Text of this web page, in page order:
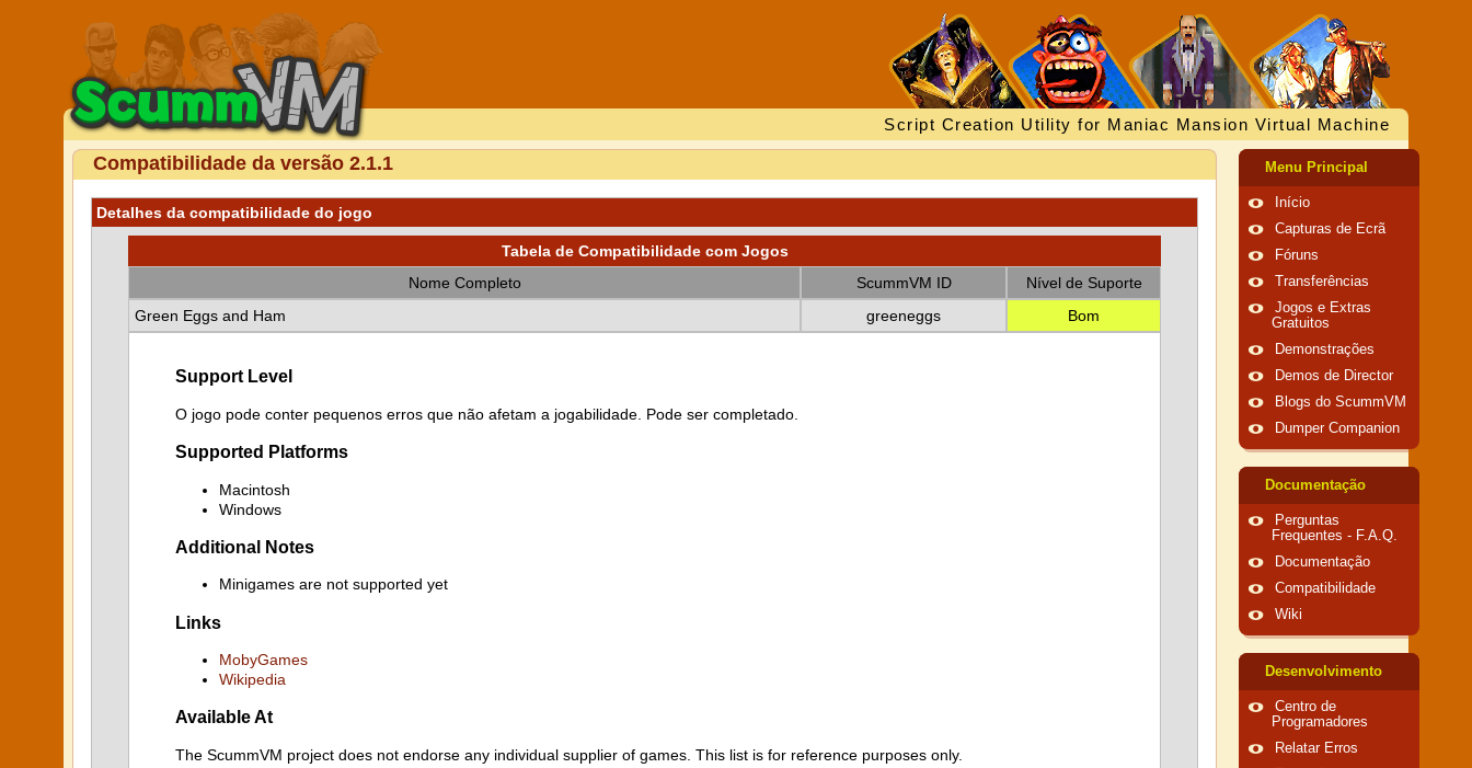
Script Creation Utility for Maniac Mansion Virtual Machine
Compatibilidade da versão 2.1.1
Detalhes da compatibilidade do jogo
Tabela de Compatibilidade com Jogos
Nome Completo
ScummVM ID
Nível de Suporte
Green Eggs and Ham
greeneggs Bom
Support Level
O jogo pode conter pequenos erros que não afetam a jogabilidade. Pode ser completado.
Supported Platforms
Macintosh
Windows
Additional Notes
Minigames are not supported yet
Links
MobyGames
Wikipedia
Available At
The ScummVM project does not endorse any individual supplier of games. This list is for reference purposes only.
Menu Principal
Início
Capturas de Ecrã
Fóruns
Transferências
Jogos e Extras
Gratuitos
Demonstrações
Demos de Director
Blogs do ScummVM
Dumper Companion
Documentação
Perguntas
Frequentes - F.A.Q.
Documentação
Compatibilidade
Wiki
Desenvolvimento
Centro de
Programadores
Relatar Erros